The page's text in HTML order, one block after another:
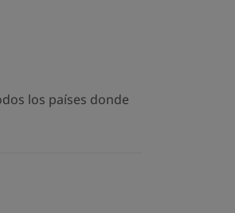
los países donde